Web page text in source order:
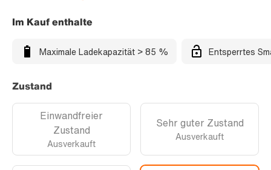
Im Kauf enthalte
Maximale Ladekapazität > 85 % Entsperrtes
Zustand
Einwandfreier
Zustand
Ausverkauft
Sehr guter Zustand
Ausverkauft